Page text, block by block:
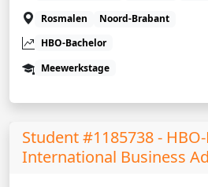
Rosmalen
Noord-Brabant
HBO-Bachelor
Meewerkstage
Student #1185738 -
International Business